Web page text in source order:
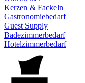
Kerzen & Fackeln
Gastronomiebedarf
Guest Supply
Badezimmerbedarf
Hotelzimmerbedarf